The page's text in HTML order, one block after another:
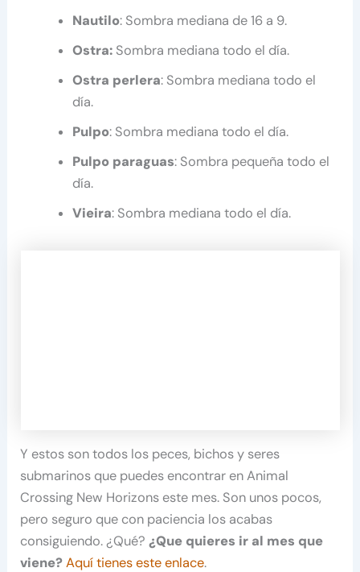
Nautilo: Sombra mediana de 16 a 9.
Ostra:Sombra mediana todo el día.
Ostra perlera: Sombra mediana todo el
día.
Pulpo: Sombra mediana todo el día.
Pulpo paraguas: Sombra pequeña todo el
día.
Vieira: Sombra mediana todo el día.
Y estos son todos los peces, bichos y seres
submarinos que puedes encontrar en Animal
Crossing New Horizons este mes. Son unos pocos,
pero seguro que con paciencia los acabas
consiguiendo. ¿Qué?¿Que quieres ir al mes que
viene?Aquí tienes este enlace.